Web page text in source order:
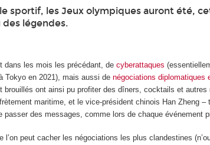
sportif, les Jeux olympiques auront été,
légendes.
dans les mois les précédant, decyberattaques
Tokyo en 2021), mais aussi denégociations diplomatiques
brouillés ont ainsi pu profiter des dîners, cocktails et
maritime, et le vice-président chinois Han
des messages, comme lors de chaque événement
l’on peut cacher les négociations les plus clandestines